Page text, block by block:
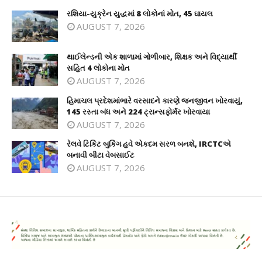
રશિયા-યુક્રેન યુદ્ધમાં 8 લોકોનાં મોત, 45 ઘાયલ
AUGUST 7, 2026
થાઈલેન્ડની એક શાળામાં ગોળીબાર, શિક્ષક અને વિદ્યાર્થી
સહિત 4 લોકોના મોત
AUGUST 7, 2026
હિમાચલ પ્રદેશમાંભારે વરસાદને કારણે જનજીવન ખોરવાયું,
145 રસ્તા બંધ અને 224 ટ્રાન્સફોર્મર ખોરવાયા
AUGUST 7, 2026
રેલવે ટિકિટ બુકિંગ હવે એકદમ સરળ બનશે, IRCTCએ
બનાવી બીટા વેબસાઈટ
AUGUST 7, 2026